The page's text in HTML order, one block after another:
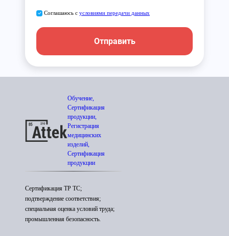
Соглашаюсь с условиями передачи данных
Отправить
Обучение,
Сертификация
продукции,
Регистрация
медицинских
изделий,
Сертификация
продукции
Сертификация ТР ТС;
подтверждение соответствия;
специальная оценка условий труда;
промышленная безопасность.